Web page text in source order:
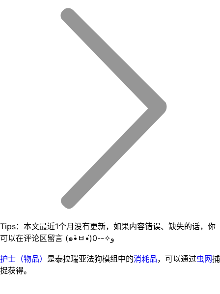
Tips：本文最近1个月没有更新，如果内容错误、缺失的话，你
可以在评论区留言 (๑•̀ㅂ•́)و✧--0
护士（物品） 是泰拉瑞亚法狗模组中的消耗品，可以通过虫网捕
捉获得。